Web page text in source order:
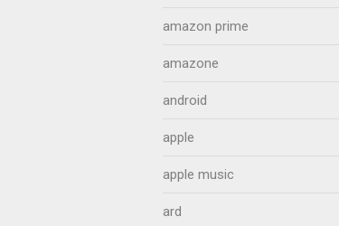
amazon prime
amazone
android
apple
apple music
ard